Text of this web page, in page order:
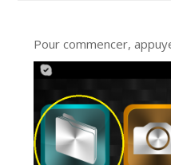
Pour commencer,